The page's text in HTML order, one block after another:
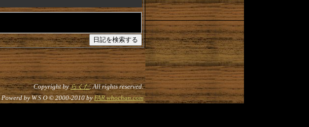
Copyright byらくだ. All rights reserved.
Powerd by W.S.O © 2000-2010 byFAR.whochan.com